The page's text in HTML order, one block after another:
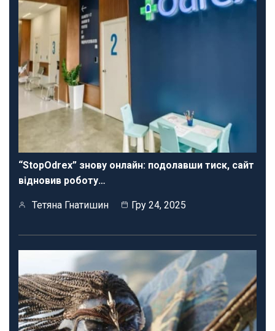
“StopOdrex” знову онлайн: подолавши тиск, сайт
відновив роботу…
Тетяна Гнатишин Гру 24, 2025